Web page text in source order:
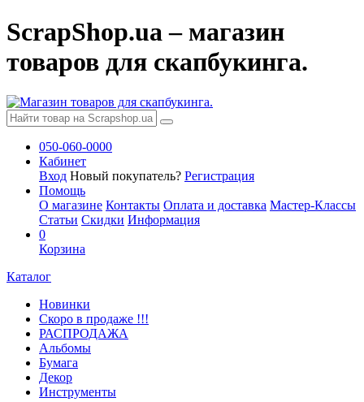
ScrapShop.ua – магазин
товаров для скапбукинга.
050-060-0000
Кабинет
Вход Новый покупатель? Регистрация
Помощь
О магазине Контакты Оплата и доставка Мастер-Классы
Статьи Скидки Информация
0
Корзина
Каталог
Новинки
Скоро в продаже !!!
РАСПРОДАЖА
Альбомы
Бумага
Декор
Инструменты